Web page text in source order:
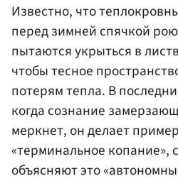
Известно, что
перед зимней спячкой
пытаются укрыться в
чтобы тесное
потерям тепла. В
когда сознание
меркнет, он делает
«терминальное копание»,
объясняют это